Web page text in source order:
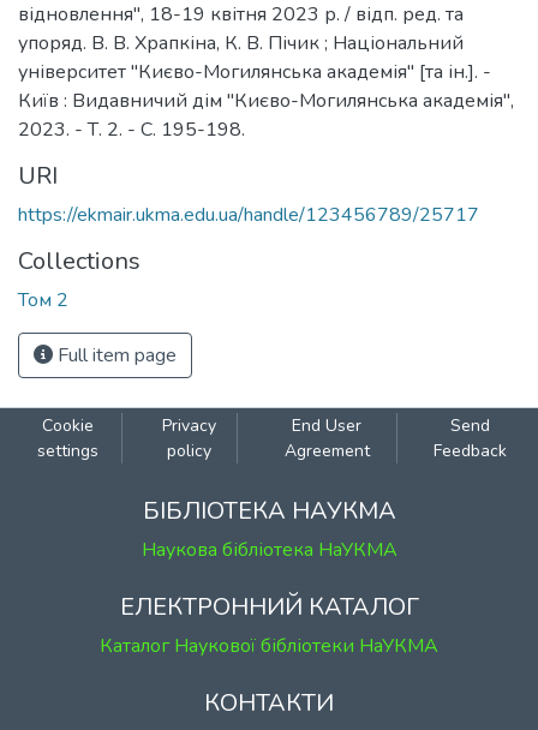
відновлення", 18-19 квітня 2023 р. / відп. ред. та
упоряд. В. В. Храпкіна, К. В. Пічик ; Національний
університет "Києво-Могилянська академія" [та ін.]. -
Київ : Видавничий дім "Києво-Могилянська академія",
2023. - Т. 2. - C. 195-198.
URI
https://ekmair.ukma.edu.ua/handle/123456789/25717
Collections
Том 2
Full item page
Cookie
settings
Privacy
policy
End User
Agreement
Send
Feedback
БІБЛІОТЕКА НАУКМА
Наукова бібліотека НаУКМА
ЕЛЕКТРОННИЙ КАТАЛОГ
Каталог Наукової бібліотеки НаУКМА
КОНТАКТИ